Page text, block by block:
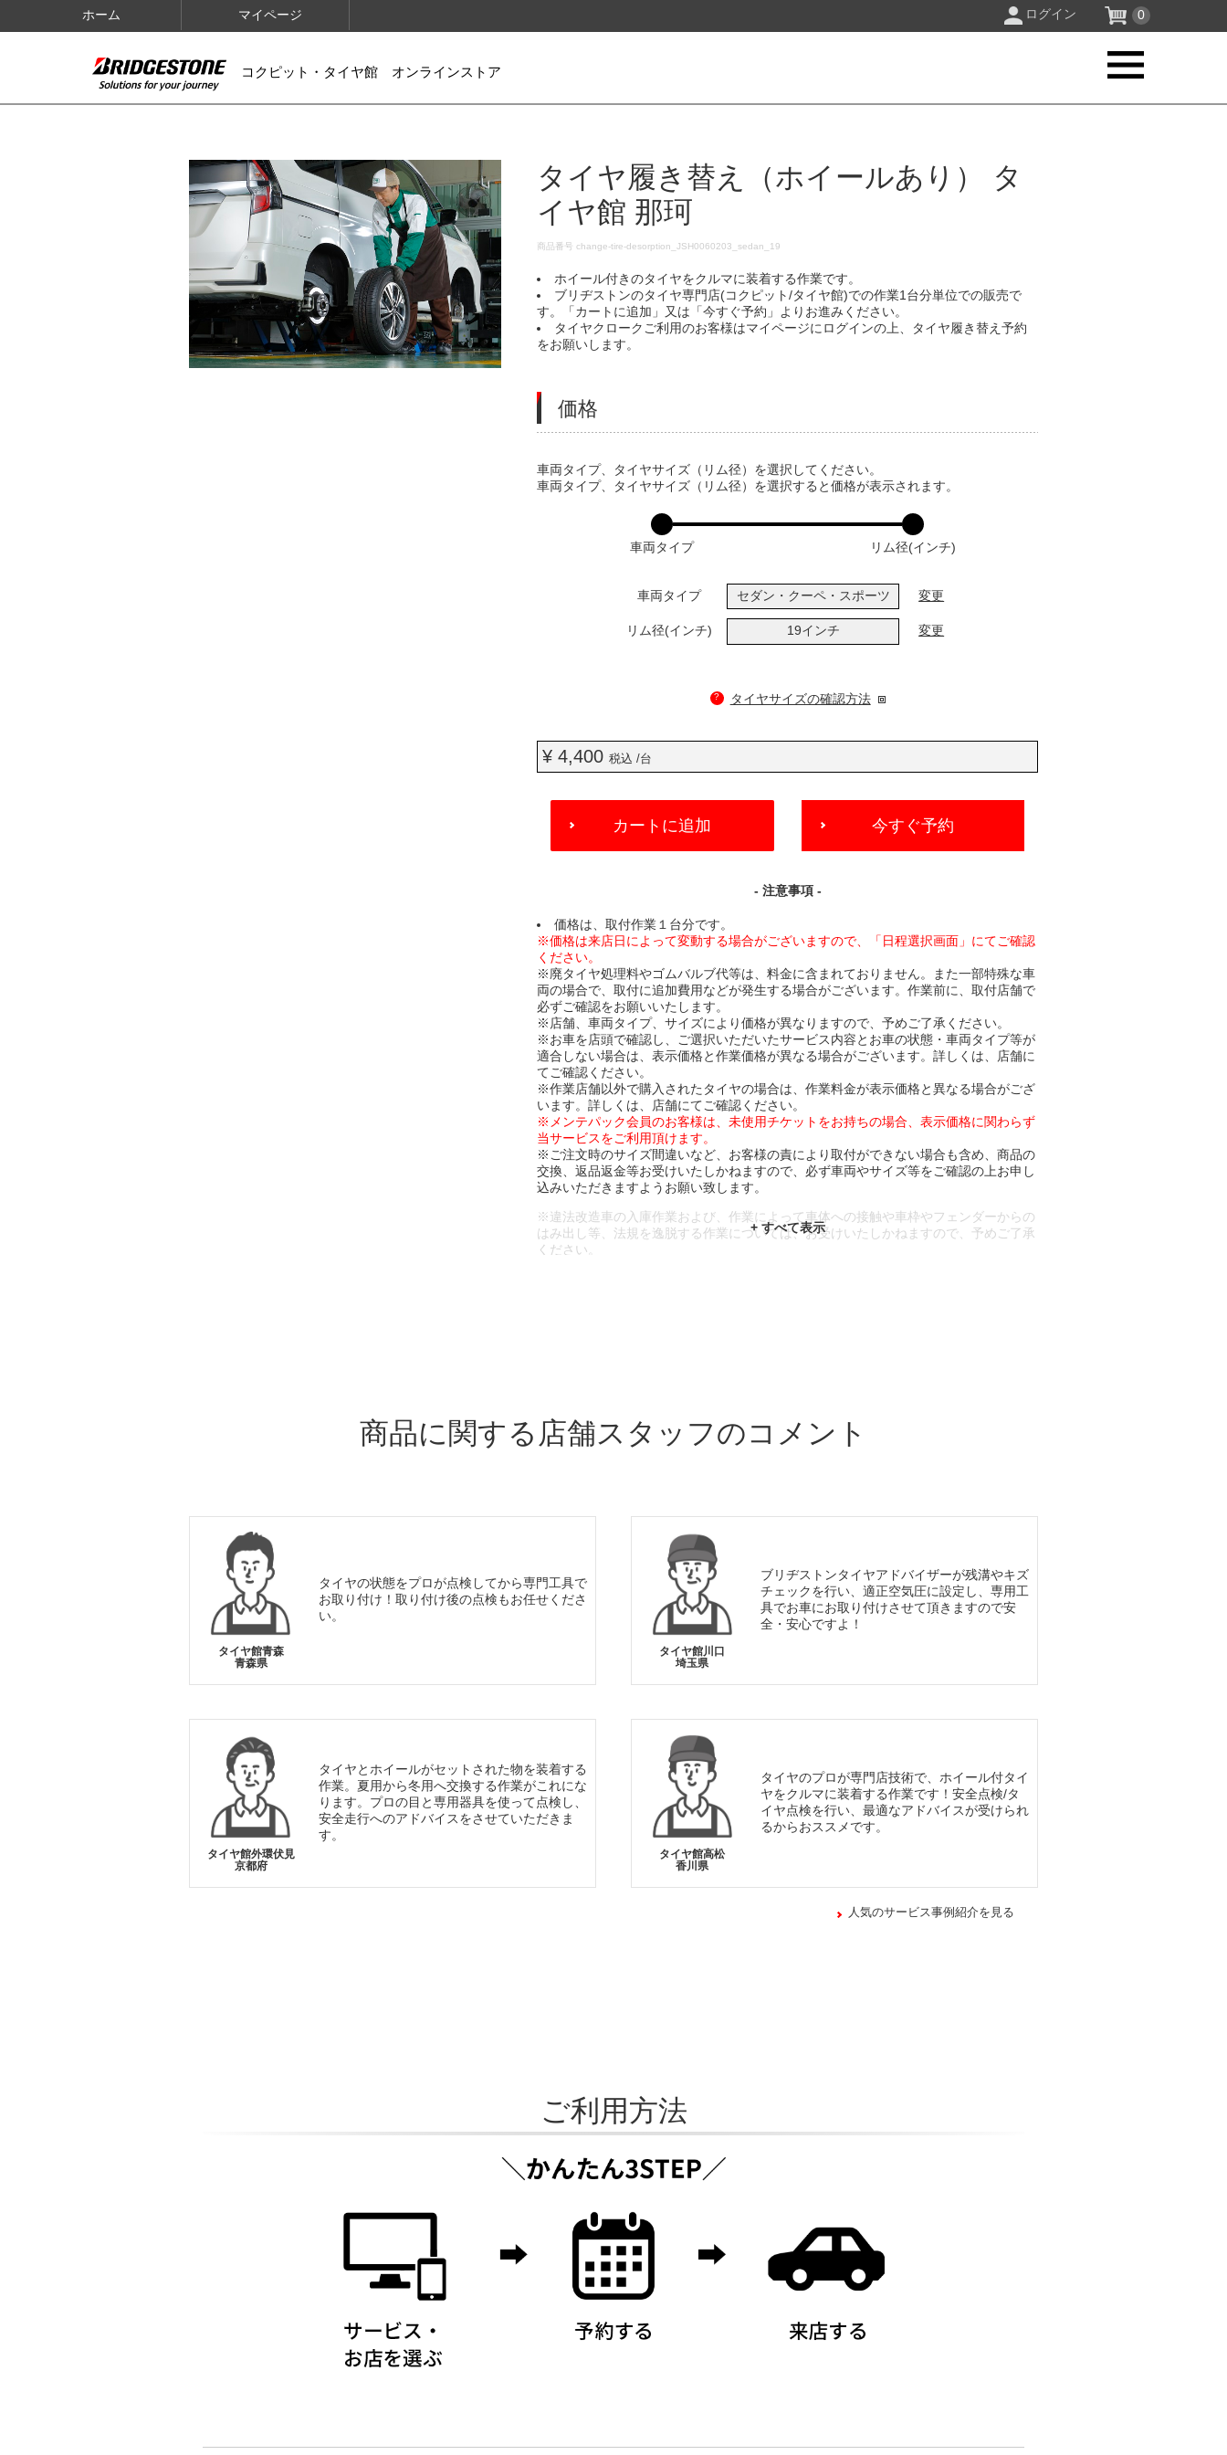
ホーム マイページ ログイン 0
コクピット・タイヤ館 オンラインストア
IMAGES
タイヤ履き替え（ホイールあり） タ
イヤ館 那珂
DETAILS
商品番号change-tire-desorption_JSH0060203_sedan_19
ホイール付きのタイヤをクルマに装着する作業です。
ブリヂストンのタイヤ専門店(コクピット/タイヤ館)での作業1台分単位での販売で
す。「カートに追加」又は「今すぐ予約」よりお進みください。
タイヤクロークご利用のお客様はマイページにログインの上、タイヤ履き替え予約
をお願いします。
価格
VARIATIONS
車両タイプ、タイヤサイズ（リム径）を選択してください。
車両タイプ、タイヤサイズ（リム径）を選択すると価格が表示されます。
車両タイプ リム径(インチ)
車両タイプ セダン・クーペ・スポーツ 変更
リム径(インチ) 19インチ 変更
? タイヤサイズの確認方法
¥ 4,400税込 /台
ADD
CART
カートに追加 今すぐ予約
- 注意事項 -
価格は、取付作業１台分です。
※価格は来店日によって変動する場合がございますので、「日程選択画面」にてご確認
ください。
※廃タイヤ処理料やゴムバルブ代等は、料金に含まれておりません。また一部特殊な車
両の場合で、取付に追加費用などが発生する場合がございます。作業前に、取付店舗で
必ずご確認をお願いいたします。
※店舗、車両タイプ、サイズにより価格が異なりますので、予めご了承ください。
※お車を店頭で確認し、ご選択いただいたサービス内容とお車の状態・車両タイプ等が
適合しない場合は、表示価格と作業価格が異なる場合がございます。詳しくは、店舗に
てご確認ください。
※作業店舗以外で購入されたタイヤの場合は、作業料金が表示価格と異なる場合がござ
います。詳しくは、店舗にてご確認ください。
※メンテパック会員のお客様は、未使用チケットをお持ちの場合、表示価格に関わらず
当サービスをご利用頂けます。
※ご注文時のサイズ間違いなど、お客様の責により取付ができない場合も含め、商品の
交換、返品返金等お受けいたしかねますので、必ず車両やサイズ等をご確認の上お申し
込みいただきますようお願い致します。
※違法改造車の入庫作業および、作業によって車体への接触や車枠やフェンダーからの
はみ出し等、法規を逸脱する作業については、お受けいたしかねますので、予めご了承
ください。
商品に関する店舗スタッフのコメント
タイヤ館青森
青森県
タイヤの状態をプロが点検してから専門工具で
お取り付け！取り付け後の点検もお任せくださ
い。
タイヤ館川口
埼玉県
ブリヂストンタイヤアドバイザーが残溝やキズ
チェックを行い、適正空気圧に設定し、専用工
具でお車にお取り付けさせて頂きますので安
全・安心ですよ！
タイヤ館外環伏見
京都府
タイヤとホイールがセットされた物を装着する
作業。夏用から冬用へ交換する作業がこれにな
ります。プロの目と専用器具を使って点検し、
安全走行へのアドバイスをさせていただきま
す。
タイヤ館高松
香川県
タイヤのプロが専門店技術で、ホイール付タイ
ヤをクルマに装着する作業です！安全点検/タ
イヤ点検を行い、最適なアドバイスが受けられ
るからおススメです。
人気のサービス事例紹介を見る
ご利用方法